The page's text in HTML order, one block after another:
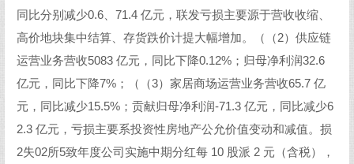
同比分别减少0.6、71.4 亿元，联发亏损主要源于营收收缩、
高价地块集中结算、存货跌价计提大幅增加。（（2）供应链
运营业务营收5083 亿元，同比下降0.12%；归母净利润32.6
亿元，同比下降7%；（（3）家居商场运营业务营收65.7 亿
元，同比减少15.5%；贡献归母净利润-71.3 亿元，同比减少6
2.3 亿元，亏损主要系投资性房地产公允价值变动和减值。损
2失02所5致年度公司实施中期分红每 10 股派 2 元（含税），